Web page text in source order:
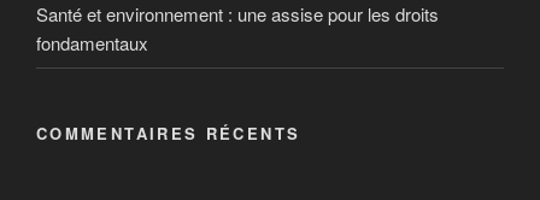
Santé et environnement : une assise pour les droits
fondamentaux
COMMENTAIRES RÉCENTS